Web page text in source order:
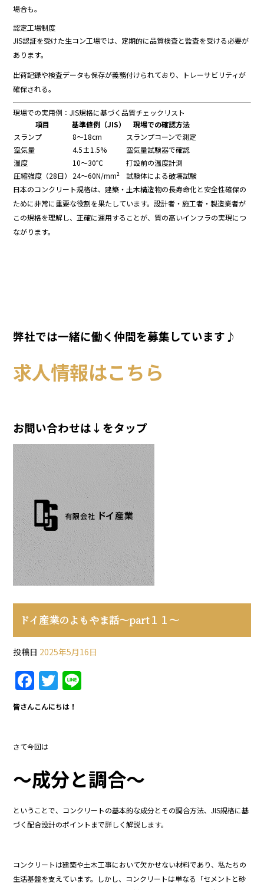
場合も。
認定工場制度
JIS認証を受けた生コン工場では、 定期的に品質検査と監査を受ける必要が
あり ます。
出荷記録や検査データも保存が義務付けられており、 トレーサビリティが
確保される。
現場での実用例：JIS規格に基づく品質チェック リスト
項目
基準値例（JIS） 現場での確認方法
スランプ
8～18cm スランプコーンで測定
空気量 4.5±1.5% 空気量試験器で確認
温度
10～30℃ 打設前の温度計測
圧縮強度（28日） 24～60N/mm² 試験体による破壊試験
日本のコンクリート規格は、建築・ 土木構造物の長寿命化と安全性確保の
ために非常に重要な役割を果たしています。設計者・施工者・製造業者が
この規格を理解し、正確に運用する ことが、 質の高いインフラの実現につ
ながり ます。
弊社では一緒に働く仲間を募集しています♪
求人情報はこちら
お問い合わせは↓をタップ
ドイ産業のよもやま話～part１１～
投稿日 2025年5月16日
F
a
c
e
b
o
o
k
T
w
itt
皆さんこんにちは！
さて今回は
～成分と調合～
ということで、 コンクリートの基本的な成分とその調合方法、JIS規格に基
づく配合設計のポイント まで詳しく解説します。
コンクリートは建築や土木工事において欠かせない材料であり、私たちの
生活基盤を支え ています。 しかし、 コンクリートは単なる「セメント と砂